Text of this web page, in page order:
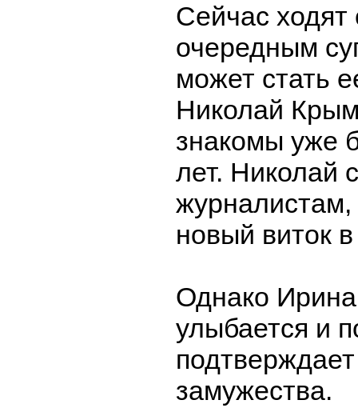
Сейчас ходят
очередным
может стать
Николай
знакомы уже
лет. Николай
журналистам,
новый виток
Однако
улыбается и
замужества.